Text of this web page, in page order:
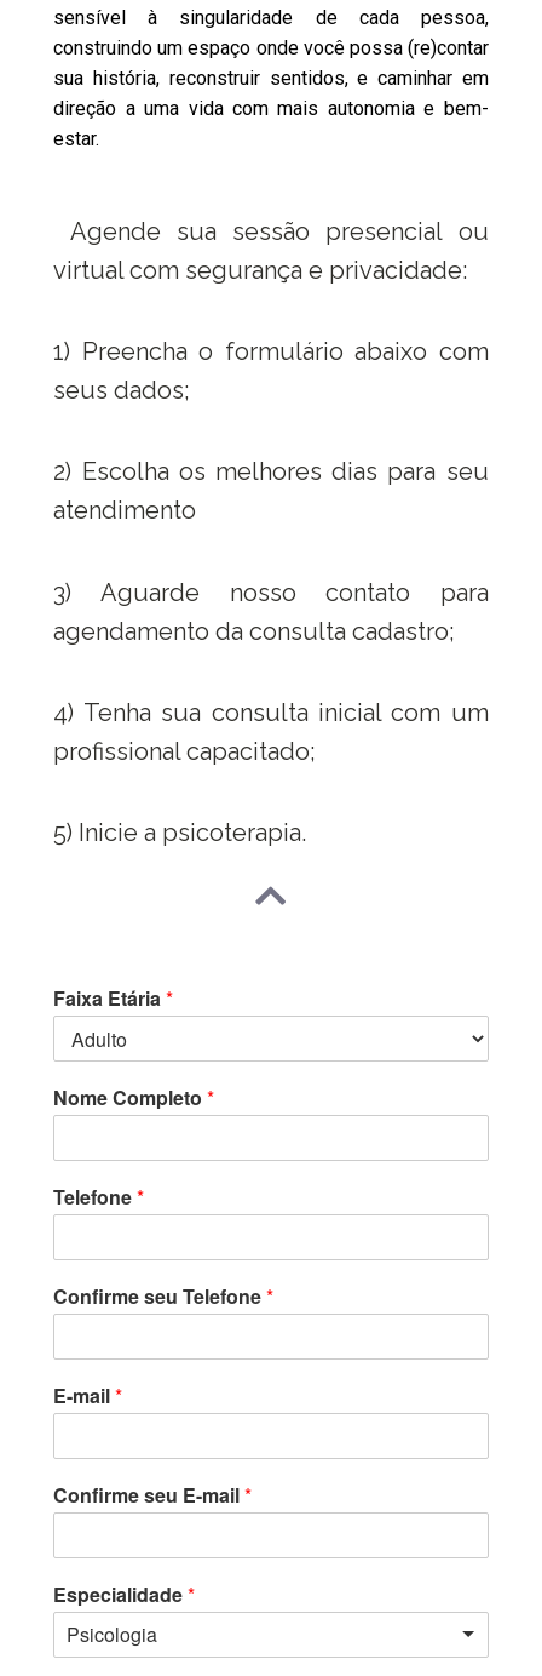
sensível à singularidade de cada pessoa,
construindo um espaço onde você possa (re)contar
sua história, reconstruir sentidos, e caminhar em
direção a uma vida com mais autonomia e bem-
estar.
Agende sua sessão presencial ou
virtual com segurança e privacidade:
1) Preencha o formulário abaixo com
seus dados;
2) Escolha os melhores dias para seu
atendimento
3) Aguarde nosso contato para
agendamento da consulta cadastro;
4) Tenha sua consulta inicial com um
profissional capacitado;
5) Inicie a psicoterapia.
Faixa Etária*
Nome Completo*
Telefone*
Confirme seu Telefone*
E-mail*
Confirme seu E-mail*
Especialidade*
Psicologia